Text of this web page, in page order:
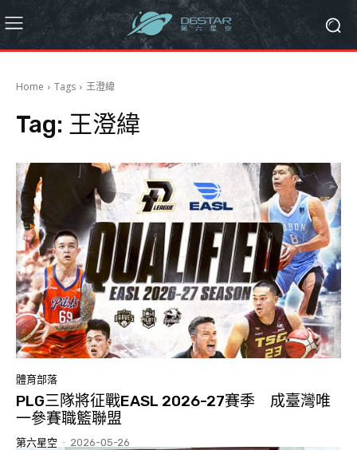
Home Tags 王澄緯
Tag: 王澄緯
體育部落
PLG三隊將征戰EASL 2026-27賽季 成臺灣唯
一參賽職籃聯盟
第六星空 - 2026-05-26